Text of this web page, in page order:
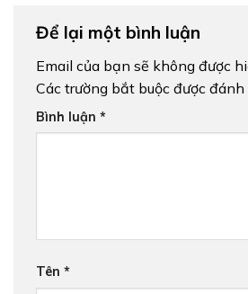
Để lại một bình luận
Email của bạn sẽ không được
Các trường bắt buộc được đánh
Bình luận *
Tên *